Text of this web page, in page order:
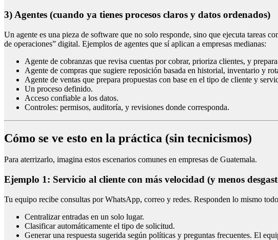
3) Agentes (cuando ya tienes procesos claros y datos ordenados)
Un agente es una pieza de software que no solo responde, sino que ejecuta tareas
de operaciones” digital. Ejemplos de agentes que sí aplican a empresas medianas:
Agente de cobranzas que revisa cuentas por cobrar, prioriza clientes, y
Agente de compras que sugiere reposición basada en historial, inventario y
Agente de ventas que prepara propuestas con base en el tipo de cliente y
Un proceso definido.
Acceso confiable a los datos.
Controles: permisos, auditoría, y revisiones donde corresponda.
Cómo se ve esto en la práctica (sin tecnicismos)
Para aterrizarlo, imagina estos escenarios comunes en empresas de Guatemala.
Ejemplo 1: Servicio al cliente con más velocidad (y menos
Tu equipo recibe consultas por WhatsApp, correo y redes. Responden lo mismo
Centralizar entradas en un solo lugar.
Clasificar automáticamente el tipo de solicitud.
Generar una respuesta sugerida según políticas y preguntas frecuentes. El